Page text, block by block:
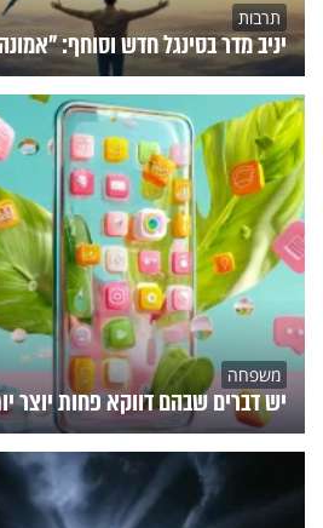
תרבות
יניב מדר בסינגל חדש וסוחף:
משפחה
יש דברים שבהם דווקא פחות יוצר